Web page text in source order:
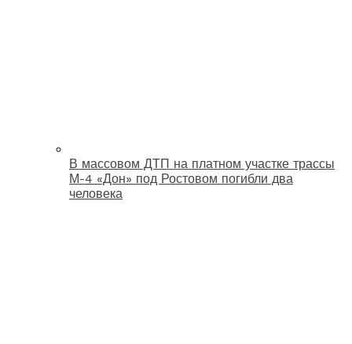
В массовом ДТП на платном участке трассы
М-4 «Дон» под Ростовом погибли два
человека